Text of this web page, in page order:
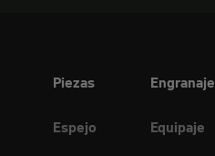
Piezas
Espejo
Engranaje
Equipaje